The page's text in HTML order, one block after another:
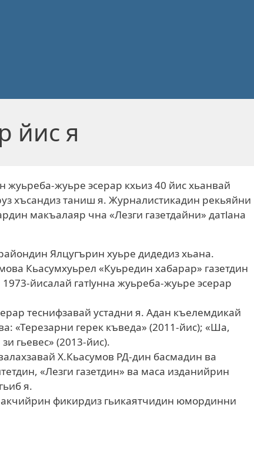
йис я
жуьре эсерар кхьиз 40 йис хьанвай
хъсандиз таниш я. Журналистикадин рекьяйни
макъалаяр чна «Лезги газетдайни» датlана
Ялцугърин хуьре дидедиз хьана.
Кьасумхуьрел «Куьредин хабарар» газетдин
йисалай гатlунна жуьреба-жуьре эсерар
теснифзавай устадни я. Адан къелемдикай
«Терезарни герек къведа» (2011-йис); «Ша,
гьевес» (2013-йис).
Х.Кьасумов РД-дин басмадин ва
«Лезги газетдин» ва маса изданийрин
я.
фикирдиз гьикаятчидин юмординни